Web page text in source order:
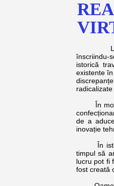
La
înscriindu-
istorică
existente
radicalizate
În mod
de a
inovație
În istoria
timpul să
lucru pot fi
fost creată